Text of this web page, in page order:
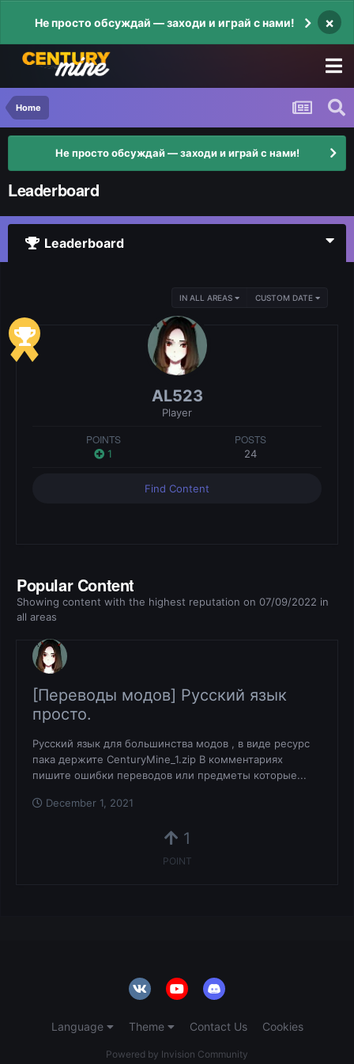
Не просто обсуждай — заходи и играй с нами! ×
Home
Не просто обсуждай — заходи и играй с нами!
Leaderboard
Leaderboard
IN ALL AREAS CUSTOM DATE
AL523
Player
POINTS
1
POSTS
24
Find Content
Popular Content
Showing content with the highest reputation on 07/09/2022 in
all areas
[Переводы модов] Русский язык
просто.
Русский язык для большинства модов , в виде ресурс
пака держите CenturyMine_1.zip В комментариях
пишите ошибки переводов или предметы которые...
December 1, 2021
1
POINT
Language Theme Contact Us Cookies
Powered by Invision Community